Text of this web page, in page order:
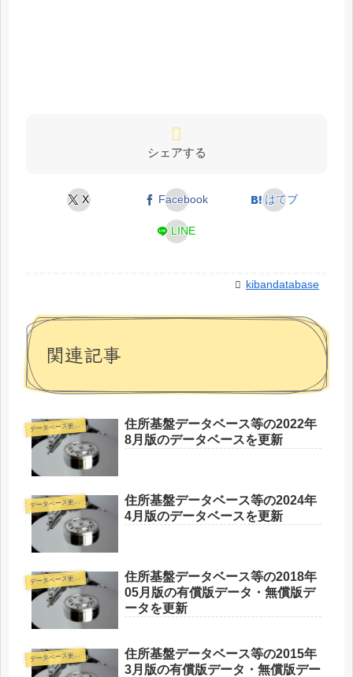
シェアする
X Facebook はてブ
LINE
kibandatabase
関連記事
デ
ータベース更新情報
住所基盤データベース等の2022年
8月版のデータベースを更新
デ
ータベース更新情報
住所基盤データベース等の2024年
4月版のデータベースを更新
デ
ータベース更新情報
住所基盤データベース等の2018年
05月版の有償版データ・無償版デ
ータを更新
デ
ータベース更新情報
住所基盤データベース等の2015年
3月版の有償版データ・無償版デー